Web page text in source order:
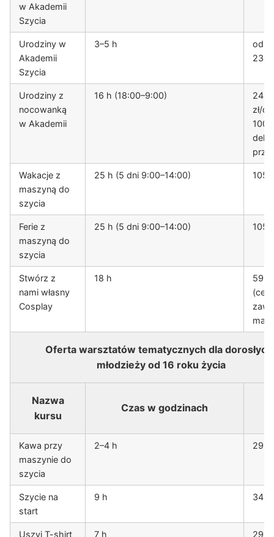
w Akademii
Szycia
Urodziny w
Akademii
Szycia
3–5 h
od
230
Urodziny z
nocowanką
w Akademii
16 h (18:00–9:00)
249
zł/
100
Wakacje z
maszyną do
szycia
25 h (5 dni 9:00–14:00) 1059
Ferie z
maszyną do
szycia
25 h (5 dni 9:00–14:00) 1059
Stwórz z
nami własny
Cosplay
18 h
599
Oferta warsztatów tematycznych dla dorosłych
młodzieży od 16 roku życia
Nazwa
kursu
Czas w godzinach
Kawa przy
maszynie do
szycia
2–4 h 29 zł
Szycie na
start
9 h 349
Uszyj T-shirt 7 h 299